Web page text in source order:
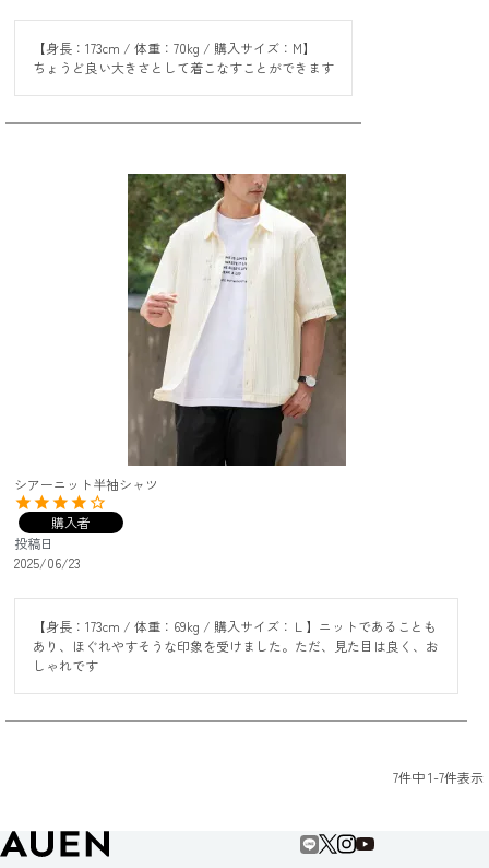
【身長：173cm / 体重：70kg / 購入サイズ：M】
ちょうど良い大きさとして着こなすことができます
シアーニット半袖シャツ
購入者
投稿日
2025/06/23
【身長：173cm / 体重：69kg / 購入サイズ：Ｌ】ニットであることも
あり、ほぐれやすそうな印象を受けました。ただ、見た目は良く、お
しゃれです
7件中1-7件表示